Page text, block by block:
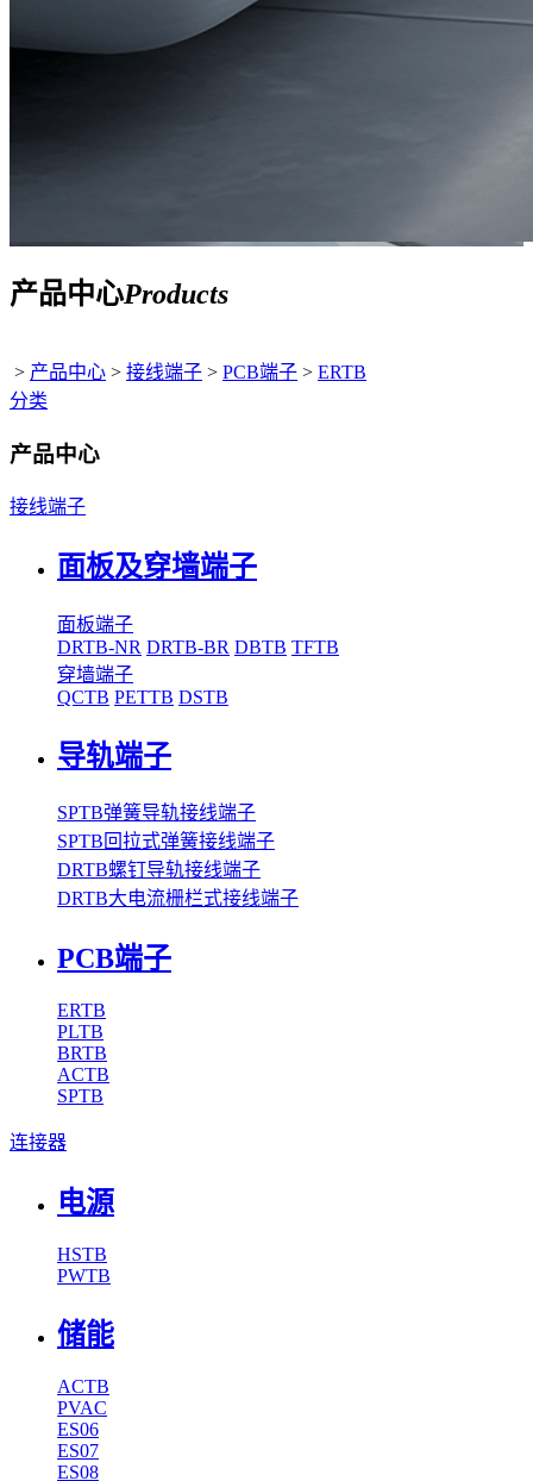
产品中心Products
> 产品中心 > 接线端子 > PCB端子 > ERTB
分类
产品中心
接线端子
面板及穿墙端子
面板端子
DRTB-NR DRTB-BR DBTB TFTB
穿墙端子
QCTB PETTB DSTB
导轨端子
SPTB弹簧导轨接线端子
SPTB回拉式弹簧接线端子
DRTB螺钉导轨接线端子
DRTB大电流栅栏式接线端子
PCB端子
ERTB
PLTB
BRTB
ACTB
SPTB
连接器
电源
HSTB
PWTB
储能
ACTB
PVAC
ES06
ES07
ES08